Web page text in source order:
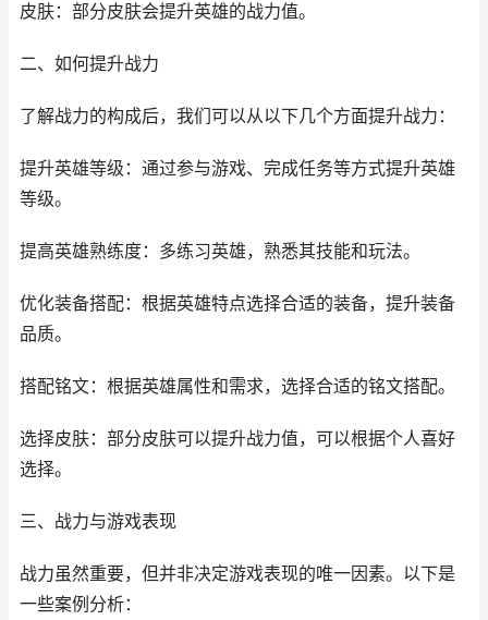
皮肤：部分皮肤会提升英雄的战力值。
二、如何提升战力
了解战力的构成后，我们可以从以下几个方面提升战力：
提升英雄等级：通过参与游戏、完成任务等方式提升英雄
等级。
提高英雄熟练度：多练习英雄，熟悉其技能和玩法。
优化装备搭配：根据英雄特点选择合适的装备，提升装备
品质。
搭配铭文：根据英雄属性和需求，选择合适的铭文搭配。
选择皮肤：部分皮肤可以提升战力值，可以根据个人喜好
选择。
三、战力与游戏表现
战力虽然重要，但并非决定游戏表现的唯一因素。以下是
一些案例分析：